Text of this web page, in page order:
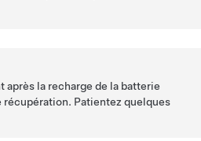
après la recharge de la batterie
Patientez quelques